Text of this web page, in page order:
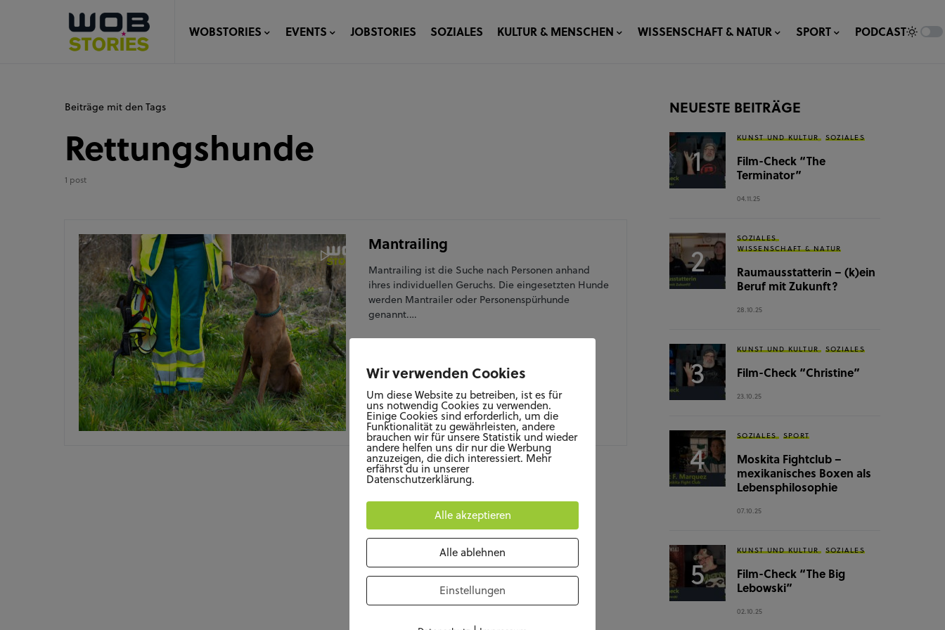
WOBSTORIES EVENTS JOBSTORIES SOZIALES KULTUR & MENSCHEN WISSENSCHAFT & NATUR SPORT PODCAST
Beiträge mit den Tags
Rettungshunde
1 post
Mantrailing
Mantrailing ist die Suche nach Personen anhand
ihres individuellen Geruchs. Die eingesetzten Hunde
werden Mantrailer oder Personenspürhunde
genannt.…
APRIL 22, 2022
NEUESTE BEITRÄGE
KUNST UND KULTUR SOZIALES
Film-Check “The
Terminator”
04.11.25
SOZIALES
WISSENSCHAFT & NATUR
Raumausstatterin – (k)ein
Beruf mit Zukunft?
28.10.25
KUNST UND KULTUR SOZIALES
Film-Check “Christine”
23.10.25
SOZIALES SPORT
Moskita Fightclub –
mexikanisches Boxen als
Lebensphilosophie
07.10.25
KUNST UND KULTUR SOZIALES
Film-Check “The Big
Lebowski”
02.10.25
Wir verwenden Cookies
Um diese Website zu betreiben, ist es für
uns notwendig Cookies zu verwenden.
Einige Cookies sind erforderlich, um die
Funktionalität zu gewährleisten, andere
brauchen wir für unsere Statistik und wieder
andere helfen uns dir nur die Werbung
anzuzeigen, die dich interessiert. Mehr
erfährst du in unserer
Datenschutzerklärung.
Alle akzeptieren
Alle ablehnen
Einstellungen